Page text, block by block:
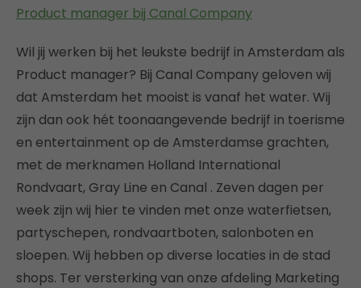
Product manager bij Canal Company
Wil jij werken bij het leukste bedrijf in Amsterdam als
Product manager? Bij Canal Company geloven wij
dat Amsterdam het mooist is vanaf het water. Wij
zijn dan ook hét toonaangevende bedrijf in toerisme
en entertainment op de Amsterdamse grachten,
met de merknamen Holland International
Rondvaart, Gray Line en Canal . Zeven dagen per
week zijn wij hier te vinden met onze waterfietsen,
partyschepen, rondvaartboten, salonboten en
sloepen. Wij hebben op diverse locaties in de stad
shops. Ter versterking van onze afdeling Marketing